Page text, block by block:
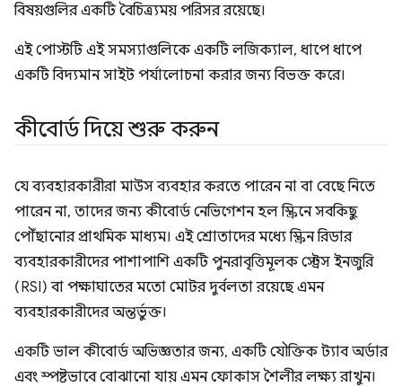
বিষয়গুলির একটি বৈচিত্র্যময় পরিসর রয়েছে।
এই পোস্টটি এই সমস্যাগুলিকে একটি লজিক্যাল, ধাপে ধাপে
একটি বিদ্যমান সাইট পর্যালোচনা করার জন্য বিভক্ত করে।
কীবোর্ড দিয়ে শুরু করুন
যে ব্যবহারকারীরা মাউস ব্যবহার করতে পারেন না বা বেছে নিতে
পারেন না, তাদের জন্য কীবোর্ড নেভিগেশন হল স্ক্রিনে সবকিছু
পৌঁছানোর প্রাথমিক মাধ্যম। এই শ্রোতাদের মধ্যে স্ক্রিন রিডার
ব্যবহারকারীদের পাশাপাশি একটি পুনরাবৃত্তিমূলক স্ট্রেস ইনজুরি
(RSI) বা পক্ষাঘাতের মতো মোটর দুর্বলতা রয়েছে এমন
ব্যবহারকারীদের অন্তর্ভুক্ত।
একটি ভাল কীবোর্ড অভিজ্ঞতার জন্য, একটি যৌক্তিক ট্যাব অর্ডার
এবং স্পষ্টভাবে বোঝানো যায় এমন ফোকাস শৈলীর লক্ষ্য রাখুন।